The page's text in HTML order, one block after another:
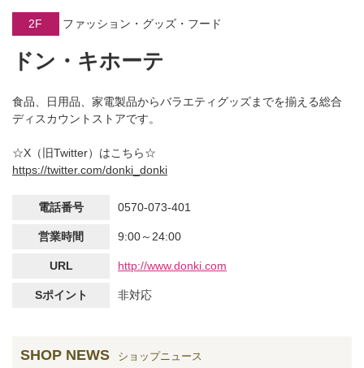
2F ファッション・グッズ・フード
ドン・キホーテ
食品、日用品、家電製品からバラエティグッズまでを揃える総合
ディスカウントストアです。
☆X（旧Twitter）はこちら☆
https://twitter.com/donki_donki
電話番号 0570-073-401
営業時間 9:00～24:00
URL http://www.donki.com
Sポイント 非対応
SHOP NEWS ショップニュース